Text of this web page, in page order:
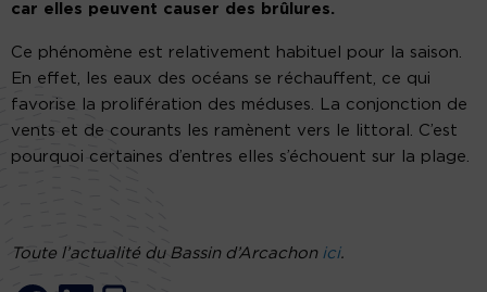
car elles peuvent causer des brûlures.
Ce phénomène est relativement habituel pour la saison.
En effet, les eaux des océans se réchauffent, ce qui
favorise la prolifération des méduses. La conjonction de
vents et de courants les ramènent vers le littoral. C’est
pourquoi certaines d’entres elles s’échouent sur la plage.
Toute l’actualité du Bassin d’Arcachon ici.